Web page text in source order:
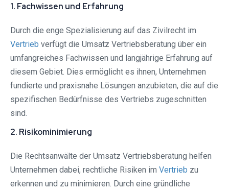
1. Fachwissen und Erfahrung
Durch die enge Spezialisierung auf das Zivilrecht im
Vertrieb verfügt die Umsatz Vertriebsberatung über ein
umfangreiches Fachwissen und langjährige Erfahrung auf
diesem Gebiet. Dies ermöglicht es ihnen, Unternehmen
fundierte und praxisnahe Lösungen anzubieten, die auf die
spezifischen Bedürfnisse des Vertriebs zugeschnitten
sind.
2. Risikominimierung
Die Rechtsanwälte der Umsatz Vertriebsberatung helfen
Unternehmen dabei, rechtliche Risiken im Vertrieb zu
erkennen und zu minimieren. Durch eine gründliche